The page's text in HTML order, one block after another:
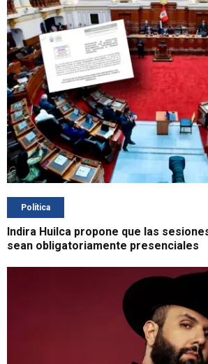
Política
Indira Huilca propone que las
sean obligatoriamente presenciales